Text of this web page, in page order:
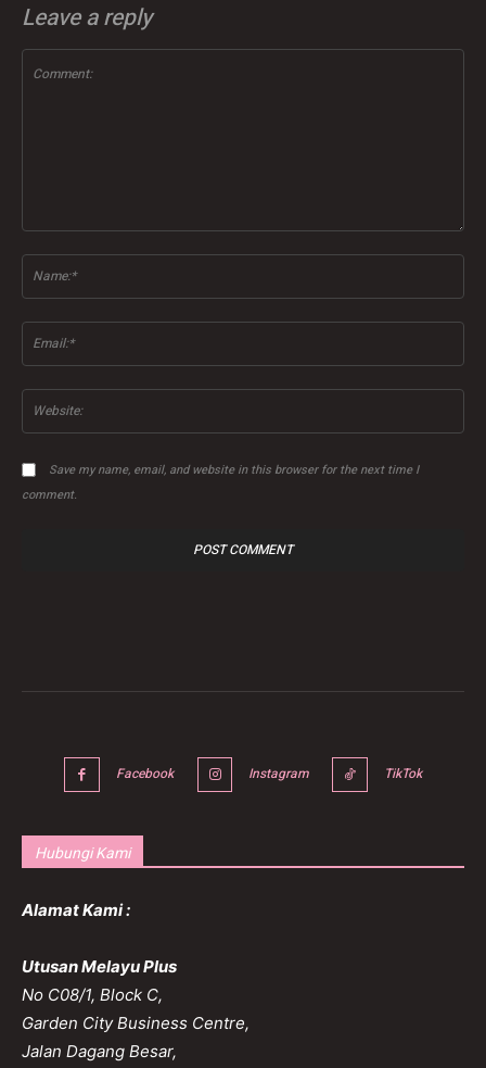
Leave a reply
Save my name, email, and website in this browser for the next time I
comment.
Facebook Instagram TikTok
Hubungi Kami
Alamat Kami :
Utusan Melayu Plus
No C08/1, Block C,
Garden City Business Centre,
Jalan Dagang Besar,